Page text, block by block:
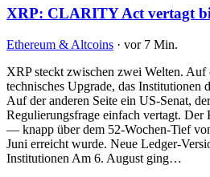
XRP: CLARITY Act vertagt
Ethereum & Altcoins · vor 7 Min.
XRP steckt zwischen zwei Welten. Auf
technisches Upgrade, das Institutionen
Auf der anderen Seite ein US-Senat,
Regulierungsfrage einfach vertagt.
— knapp über dem 52-Wochen-Tief
Juni erreicht wurde. Neue Ledger-
Institutionen Am 6. August ging…